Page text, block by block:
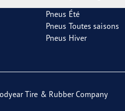
Pneus Été
Pneus Toutes saisons
Pneus Hiver
Tire & Rubber Company